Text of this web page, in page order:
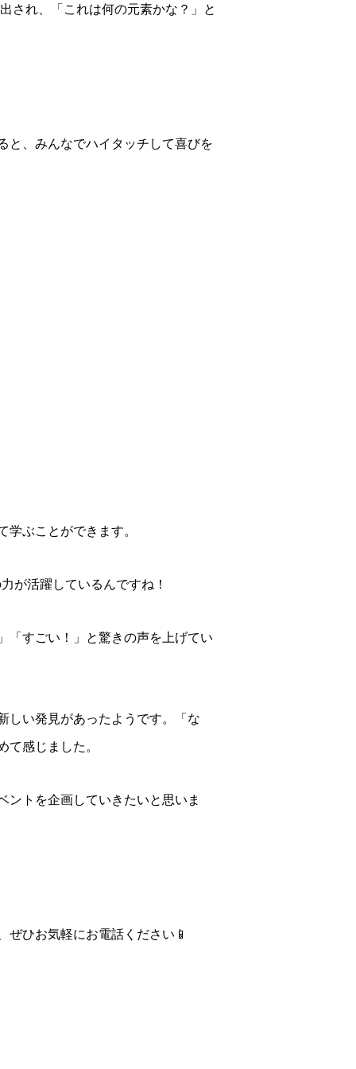
され、「これは何の元素かな？」と
と、みんなでハイタッチして喜びを
ぶことができます。
が活躍しているんですね！
「すごい！」と驚きの声を上げてい
しい発見があったようです。「な
感じました。
ントを企画していきたいと思いま
ひお気軽にお電話ください📱